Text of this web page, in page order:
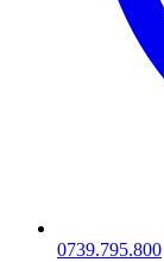
0739.795.800